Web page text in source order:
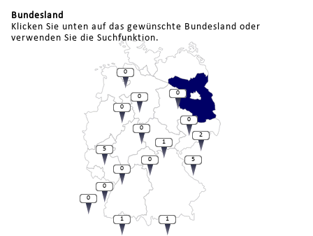
Bundesland
Klicken Sie unten auf das gewünschte Bundesland oder
verwenden Sie die Suchfunktion.
5
2
5
0
1
0
0
0
0
0
0
0
0
1
0
1